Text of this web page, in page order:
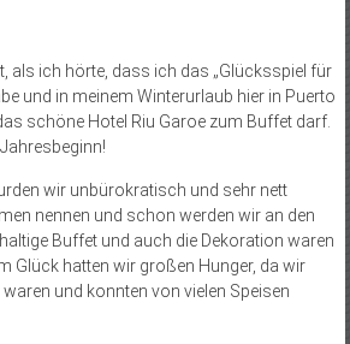
als ich hörte, dass ich das „Glücksspiel für
und in meinem Winterurlaub hier in Puerto
schöne Hotel Riu Garoe zum Buffet darf.
wir unbürokratisch und sehr nett
nennen und schon werden wir an den
Buffet und auch die Dekoration waren
Glück hatten wir großen Hunger, da wir
und konnten von vielen Speisen